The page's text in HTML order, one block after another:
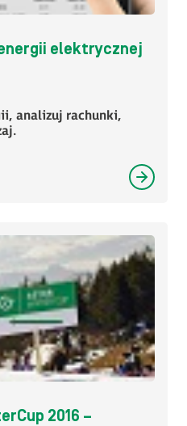
elektrycznej
analizuj rachunki,
2016 –